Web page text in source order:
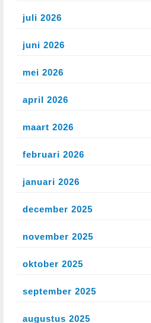
juli 2026
juni 2026
mei 2026
april 2026
maart 2026
februari 2026
januari 2026
december 2025
november 2025
oktober 2025
september 2025
augustus 2025